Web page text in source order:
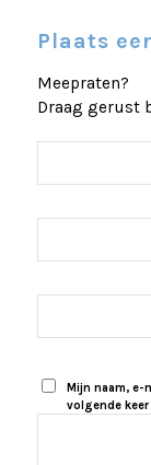
Plaats
Meepraten?
Draag gerust
Mijn naam, e-
volgende keer